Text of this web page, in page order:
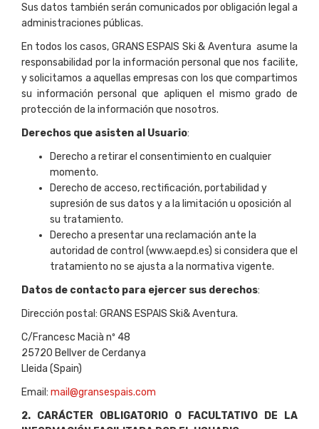
Sus datos también serán comunicados por obligación legal a
administraciones públicas.
En todos los casos, GRANS ESPAIS Ski & Aventura asume la
responsabilidad por la información personal que nos facilite,
y solicitamos a aquellas empresas con los que compartimos
su información personal que apliquen el mismo grado de
protección de la información que nosotros.
Derechos que asisten al Usuario:
Derecho a retirar el consentimiento en cualquier
momento.
Derecho de acceso, rectificación, portabilidad y
supresión de sus datos y a la limitación u oposición al
su tratamiento.
Derecho a presentar una reclamación ante la
autoridad de control (www.aepd.es) si considera que el
tratamiento no se ajusta a la normativa vigente.
Datos de contacto para ejercer sus derechos:
Dirección postal: GRANS ESPAIS Ski& Aventura.
C/Francesc Macià nº 48
25720 Bellver de Cerdanya
Lleida (Spain)
Email: mail@gransespais.com
2. CARÁCTER OBLIGATORIO O FACULTATIVO DE LA